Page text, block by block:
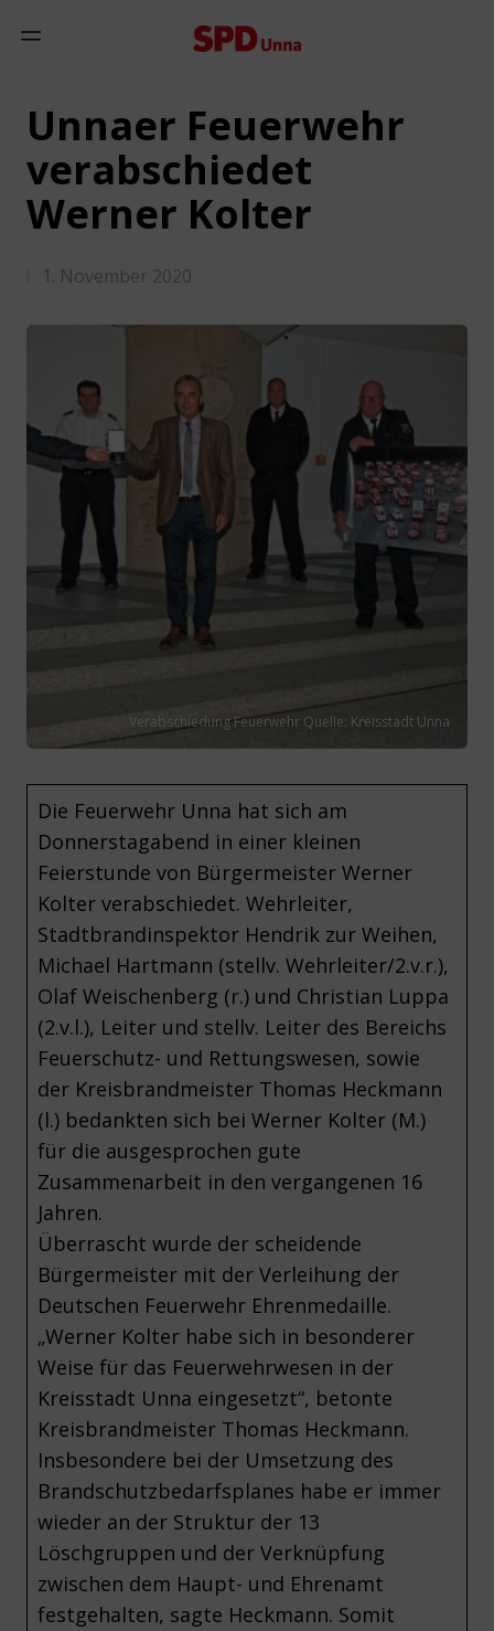
Mobiles Menü anzeigen
Unnaer Feuerwehr
verabschiedet
Werner Kolter
1. November 2020
Verabschiedung Feuerwehr Quelle: Kreisstadt Unna
Die Feuerwehr Unna hat sich am
Donnerstagabend in einer kleinen
Feierstunde von Bürgermeister Werner
Kolter verabschiedet. Wehrleiter,
Stadtbrandinspektor Hendrik zur Weihen,
Michael Hartmann (stellv. Wehrleiter/2.v.r.),
Olaf Weischenberg (r.) und Christian Luppa
(2.v.l.), Leiter und stellv. Leiter des Bereichs
Feuerschutz- und Rettungswesen, sowie
der Kreisbrandmeister Thomas Heckmann
(l.) bedankten sich bei Werner Kolter (M.)
für die ausgesprochen gute
Zusammenarbeit in den vergangenen 16
Jahren.
Überrascht wurde der scheidende
Bürgermeister mit der Verleihung der
Deutschen Feuerwehr Ehrenmedaille.
„Werner Kolter habe sich in besonderer
Weise für das Feuerwehrwesen in der
Kreisstadt Unna eingesetzt“, betonte
Kreisbrandmeister Thomas Heckmann.
Insbesondere bei der Umsetzung des
Brandschutzbedarfsplanes habe er immer
wieder an der Struktur der 13
Löschgruppen und der Verknüpfung
zwischen dem Haupt- und Ehrenamt
festgehalten, sagte Heckmann. Somit